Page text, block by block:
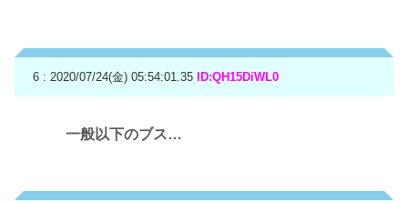
6 : 2020/07/24(金) 05:54:01.35 ID:QH15DiWL0
一般以下のブス…